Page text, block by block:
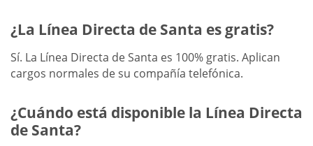
¿La Línea Directa de Santa es gratis?
Sí. La Línea Directa de Santa es 100% gratis. Aplican
cargos normales de su compañía telefónica.
¿Cuándo está disponible la Línea Directa
de Santa?